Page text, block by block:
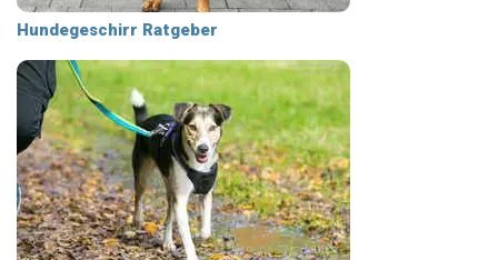
Hundegeschirr Ratgeber